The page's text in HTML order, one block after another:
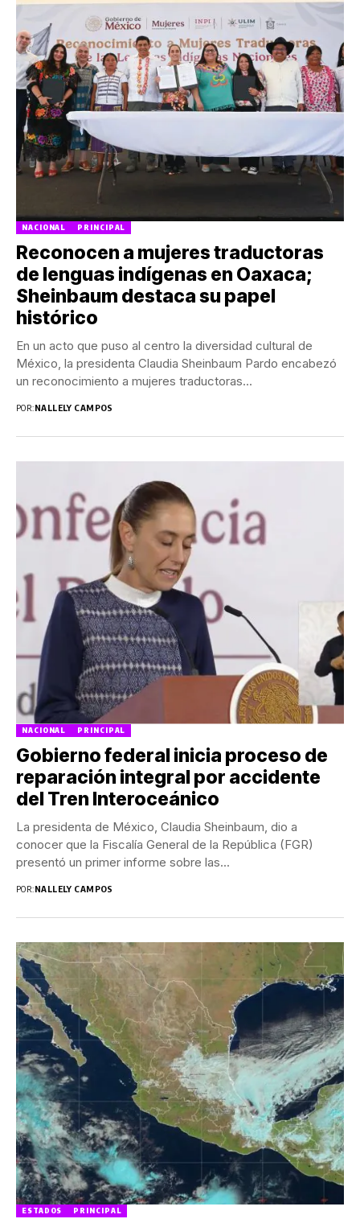
NACIONAL PRINCIPAL
Reconocen a mujeres traductoras
de lenguas indígenas en Oaxaca;
Sheinbaum destaca su papel
histórico
En un acto que puso al centro la diversidad cultural de
México, la presidenta Claudia Sheinbaum Pardo encabezó
un reconocimiento a mujeres traductoras...
POR:NALLELY CAMPOS
NACIONAL PRINCIPAL
Gobierno federal inicia proceso de
reparación integral por accidente
del Tren Interoceánico
La presidenta de México, Claudia Sheinbaum, dio a
conocer que la Fiscalía General de la República (FGR)
presentó un primer informe sobre las...
POR:NALLELY CAMPOS
ESTADOS PRINCIPAL